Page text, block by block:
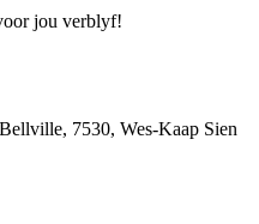
jou verblyf!
7530, Wes-Kaap Sien